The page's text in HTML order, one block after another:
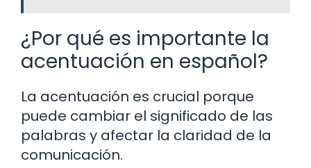
¿Por qué es importante la
acentuación en español?
La acentuación es crucial porque
puede cambiar el significado de las
palabras y afectar la claridad de la
comunicación.